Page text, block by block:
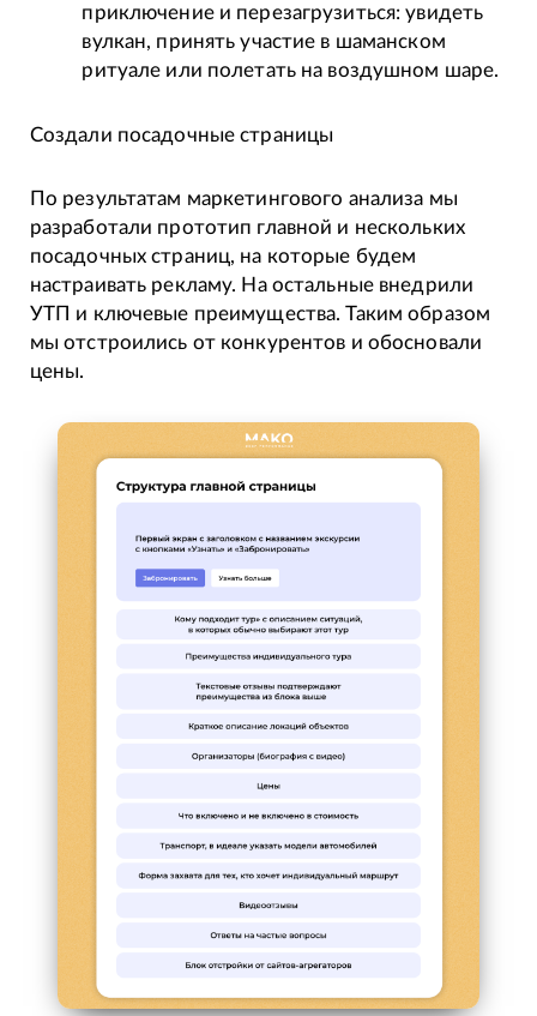
приключение и перезагрузиться: увидеть
вулкан, принять участие в шаманском
ритуале или полетать на воздушном шаре.
Создали посадочные страницы
По результатам маркетингового анализа мы
разработали прототип главной и нескольких
посадочных страниц, на которые будем
настраивать рекламу. На остальные внедрили
УТП и ключевые преимущества. Таким образом
мы отстроились от конкурентов и обосновали
цены.